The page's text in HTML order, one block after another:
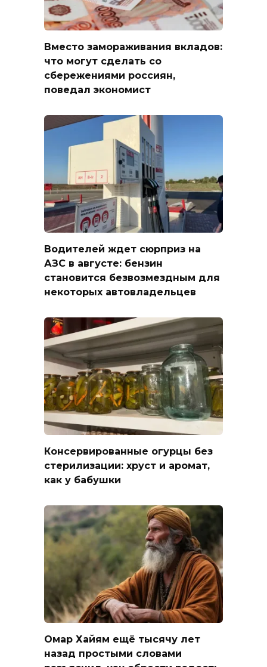
Вместо замораживания вкладов:
что могут сделать со
сбережениями россиян,
поведал экономист
Водителей ждет сюрприз на
АЗС в августе: бензин
становится безвозмездным для
некоторых автовладельцев
Консервированные огурцы без
стерилизации: хруст и аромат,
как у бабушки
Омар Хайям ещё тысячу лет
назад простыми словами